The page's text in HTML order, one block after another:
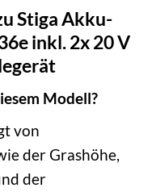
Stiga Akku-
inkl. 2x 20 V
Modell?
von
der Grashöhe,
der